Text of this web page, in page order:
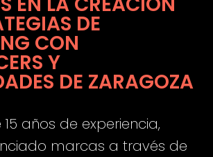
DE
CON
Y
DE ZARAGOZA
años de experiencia,
marcas a través de